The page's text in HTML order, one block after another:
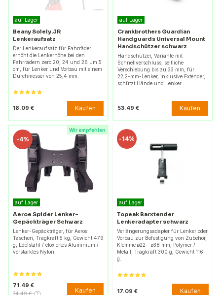
auf Lager
Beany Solely.JR
Lenkeraufsatz
Der Lenkeraufsatz für Fahrräder
erhöht die Lenkerhöhe bei den
Fahrrädern zero 20, 24 und 26 um 5
cm, für Lenker und Vorbau mit einem
Durchmesser von 25,4 mm.
18.09 € Kaufen
auf Lager
Crankbrothers Guardian
Handguards Universal Mount
Handschützer schwarz
Handschützer, Variante mit
Schnellverschluss, seitliche
Verschiebung bis zu 33 mm, für
22,2-mm-Lenker, inklusive Extender,
schützt Hände und Lenker.
53.49 € Kaufen
Wir empfehlen
-4%
auf Lager
Aeroe Spider Lenker-
Gepäckträger Schwarz
Lenker-Gepäckträger, für Aeroe
Taschen, Tragkraft 5 kg, Gewicht 479
g, Edelstahl / eloxiertes Aluminium /
verstärktes Nylon.
71.49 €
74.49 € Kaufen
-14%
auf Lager
Topeak Barxtender
Lenkeradapter schwarz
Verlängerungsadapter für Lenker oder
Vorbau zur Befestigung von Zubehör,
Klemme ø22 - ø38 mm, Polymer /
Metall, Tragkraft 300 g, Gewicht 116
g.
17.09 € Kaufen